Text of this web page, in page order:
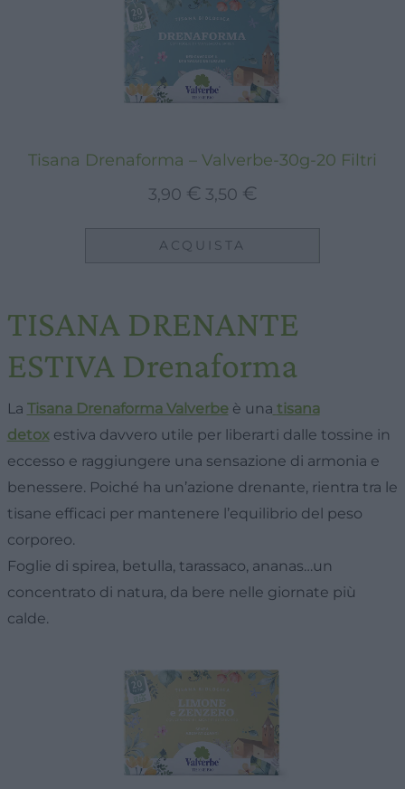
Tisana Drenaforma – Valverbe-30g-20 Filtri
3,90 € Il
originale
3,50 €
ACQUISTA
TISANA DRENANTE
ESTIVA Drenaforma
La Tisana Drenaforma Valverbeè una tisana
detoxestiva davvero utile per liberarti dalle tossine in
eccesso e raggiungere una sensazione di armonia e
benessere. Poiché ha un’azione drenante, rientra tra le
tisane efficaci per mantenere l’equilibrio del peso
corporeo.
Foglie di spirea, betulla, tarassaco, ananas…un
concentrato di natura, da bere nelle giornate più
calde.